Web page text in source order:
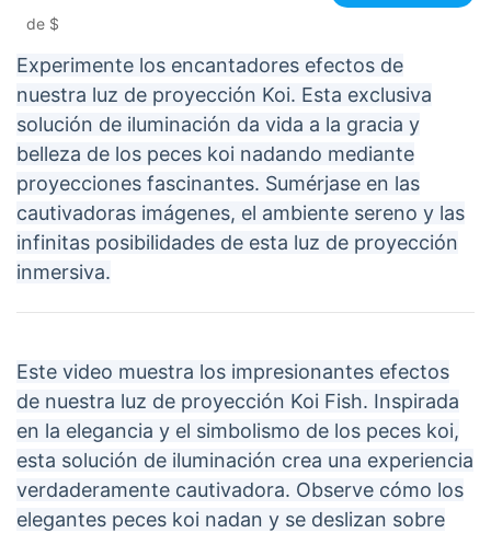
de $
Experimente los encantadores efectos de
nuestra luz de proyección Koi. Esta exclusiva
solución de iluminación da vida a la gracia y
belleza de los peces koi nadando mediante
proyecciones fascinantes. Sumérjase en las
cautivadoras imágenes, el ambiente sereno y las
infinitas posibilidades de esta luz de proyección
inmersiva.
Este video muestra los impresionantes efectos
de nuestra luz de proyección Koi Fish. Inspirada
en la elegancia y el simbolismo de los peces koi,
esta solución de iluminación crea una experiencia
verdaderamente cautivadora. Observe cómo los
elegantes peces koi nadan y se deslizan sobre